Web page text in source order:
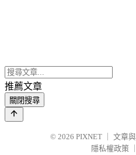
推薦文章
關閉搜尋
© 2026 PIXNET
文章
隱私權政策